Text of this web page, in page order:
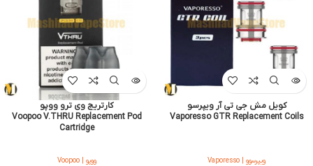
کویل مش جی تی آر ویپرسو
Vaporesso GTR Replacement Coils
ویپرسوو | Vaporesso
کارتریج وی ترو ووپو
Voopoo V.THRU Replacement Pod
Cartridge
ووپو | Voopoo